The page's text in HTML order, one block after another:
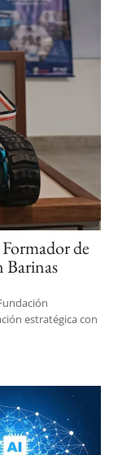
de
Barinas
estratégica con